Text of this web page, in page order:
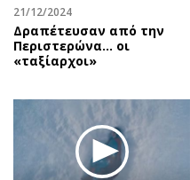
21/12/2024
Δραπέτευσαν από την
Περιστερώνα… οι
«ταξίαρχοι»